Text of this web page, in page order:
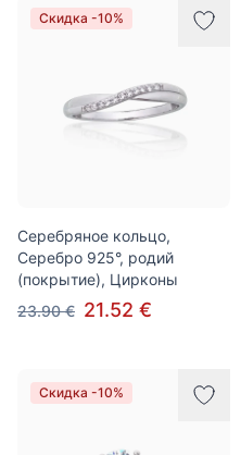
Скидка -10%
Серебряное кольцо,
Серебро 925°, родий
(покрытие), Цирконы
23.90 € 21.52 €
Скидка -10%